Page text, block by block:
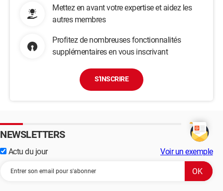
Mettez en avant votre expertise et aidez les
autres membres
Profitez de nombreuses fonctionnalités
supplémentaires en vous inscrivant
S'INSCRIRE
NEWSLETTERS
Actu du jour Voir un exemple